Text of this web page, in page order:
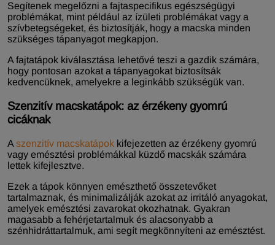
Segítenek megelőzni a fajtaspecifikus egészségügyi
problémákat, mint például az ízületi problémákat vagy a
szívbetegségeket, és biztosítják, hogy a macska minden
szükséges tápanyagot megkapjon.
A fajtatápok kiválasztása lehetővé teszi a gazdik számára,
hogy pontosan azokat a tápanyagokat biztosítsák
kedvencüknek, amelyekre a leginkább szükségük van.
Szenzitív macskatápok: az érzékeny gyomrú
cicáknak
A szenzitív macskatápok kifejezetten az érzékeny gyomrú
vagy emésztési problémákkal küzdő macskák számára
lettek kifejlesztve.
Ezek a tápok könnyen emészthető összetevőket
tartalmaznak, és minimalizálják azokat az irritáló anyagokat,
amelyek emésztési zavarokat okozhatnak. Gyakran
magasabb a fehérjetartalmuk és alacsonyabb a
szénhidráttartalmuk, ami segít megkönnyíteni az emésztést.